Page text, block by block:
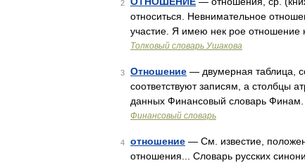
2
относиться. Невнимательное
участие. Я имею нек рое отношение
Толковый словарь Ушакова
3 Отношение — двумерная таблица,
соответствуют записям, а столбцы
данных Финансовый словарь
Финансовый словарь
4 отношение — См. известие,
отношения... Словарь русских